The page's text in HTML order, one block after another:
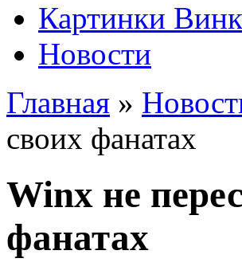
Картинки
Новости
Главная »
своих фанатах
Winx не
фанатах